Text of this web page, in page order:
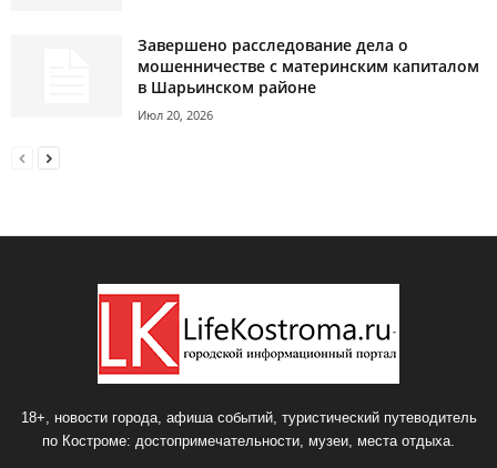
Завершено расследование дела о
мошенничестве с материнским капиталом
в Шарьинском районе
Июл 20, 2026
18+, новости города, афиша событий, туристический путеводитель
по Костроме: достопримечательности, музеи, места отдыха.